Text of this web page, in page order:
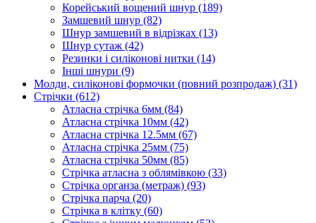
Корейський вощений шнур (189)
Замшевий шнур (82)
Шнур замшевий в відрізках (13)
Шнур сутаж (42)
Резинки і силіконові нитки (14)
Інші шнури (9)
Молди, силіконові формочки (повний розпродаж) (31)
Стрічки (612)
Атласна стрічка 6мм (84)
Атласна стрічка 10мм (42)
Атласна стрічка 12.5мм (67)
Атласна стрічка 25мм (75)
Атласна стрічка 50мм (85)
Стрічка атласна з облямівкою (33)
Стрічка органза (метраж) (93)
Стрічка парча (20)
Стрічка в клітку (60)